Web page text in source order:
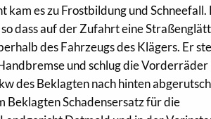
es zu Frostbildung und Schneefall.
dass auf der Zufahrt eine
des Fahrzeugs des Klägers. Er
und schlug die Vorderräder
des Beklagten nach hinten
Beklagten Schadensersatz für die